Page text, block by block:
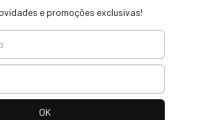
e promoções exclusivas!